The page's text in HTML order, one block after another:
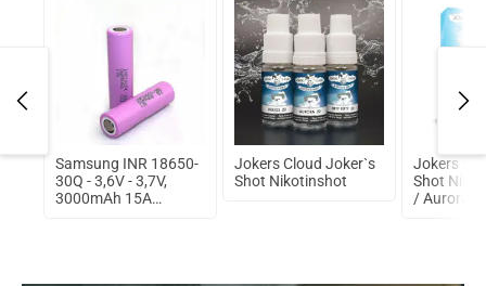
Samsung INR 18650-
30Q - 3,6V - 3,7V,
3000mAh 15A
Jokers Cloud Joker`s
Shot Nikotinshot
Jokers
Shot
/ Aurora